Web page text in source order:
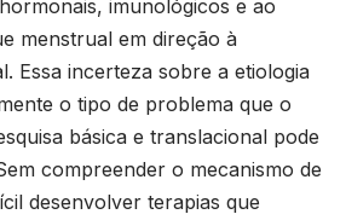
imunológicos e ao
menstrual em direção à
Essa incerteza sobre a etiologia
o tipo de problema que o
básica e translacional pode
compreender o mecanismo de
desenvolver terapias que